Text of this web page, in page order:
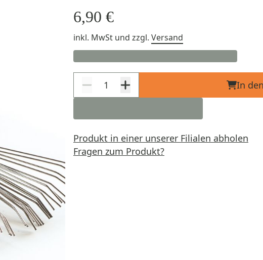
6,90 €
inkl. MwSt und zzgl. Versand
In
Produkt in einer unserer Filialen abholen
Fragen zum Produkt?